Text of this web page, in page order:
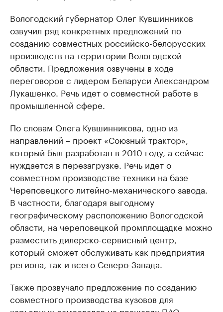
Вологодский губернатор Олег Кувшинников
озвучил ряд конкретных предложений по
созданию совместных российско-белорусских
производств на территории Вологодской
области. Предложения озвучены в ходе
переговоров с лидером Беларуси Александром
Лукашенко. Речь идет о совместной работе в
промышленной сфере.
По словам Олега Кувшинникова, одно из
направлений – проект «Союзный трактор»,
который был разработан в 2010 году, а сейчас
нуждается в перезагрузке. Речь идет о
совместном производстве техники на базе
Череповецкого литейно-механического завода.
В частности, благодаря выгодному
географическому расположению Вологодской
области, на череповецкой промплощадке можно
разместить дилерско-сервисный центр,
который сможет обслуживать как предприятия
региона, так и всего Северо-Запада.
Также прозвучало предложение по созданию
совместного производства кузовов для